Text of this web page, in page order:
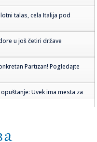
talas, cela Italija pod
u još četiri države
Partizan! Pogledajte
Uvek ima mesta za